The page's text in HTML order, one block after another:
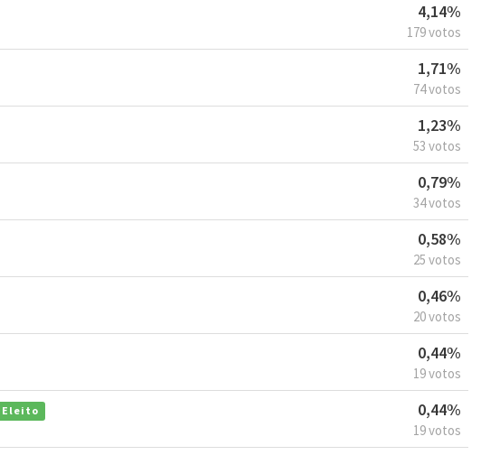
4,14%
179 votos
1,71%
74 votos
1,23%
53 votos
0,79%
34 votos
0,58%
25 votos
0,46%
20 votos
0,44%
19 votos
Eleito 0,44%
19 votos